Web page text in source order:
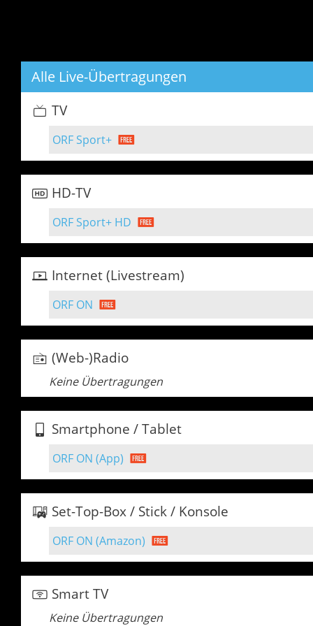
Alle Live-Übertragungen
TV
ORF Sport+
HD-TV
ORF Sport+ HD
Internet (Livestream)
ORF ON
(Web-)Radio
Keine Übertragungen
Smartphone / Tablet
ORF ON (App)
Set-Top-Box / Stick / Konsole
ORF ON (Amazon)
Smart TV
Keine Übertragungen